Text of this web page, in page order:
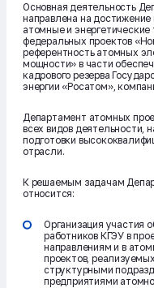
Основная деятельность
направлена на
атомные и
федеральных проектов
референтность атомных
мощности» в части
кадрового резерва
энергии «Росатом»,
Департамент атомных
всех видов деятельности,
подготовки
отрасли.
К решаемым задачам
относится:
Организация участия
работников КГЭУ в
направлениям и в
проектов,
структурными
предприятиями